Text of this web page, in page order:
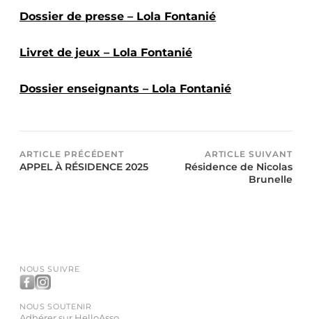
Dossier de presse – Lola Fontanié
Livret de jeux – Lola Fontanié
Dossier enseignants – Lola Fontanié
ARTICLE PRÉCÉDENT
APPEL À RÉSIDENCE 2025
ARTICLE SUIVANT
Résidence de Nicolas
Brunelle
NOUS SUIVRE
NOUS SOUTENIR